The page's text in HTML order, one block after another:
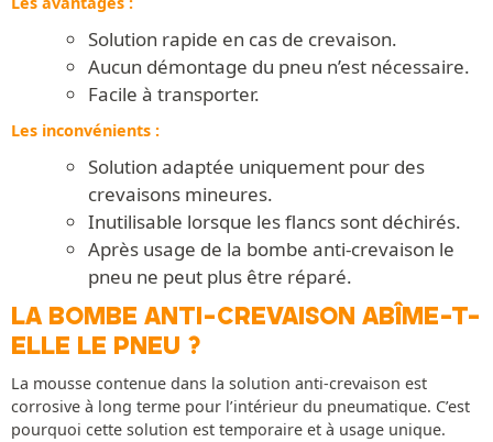
Solution rapide en cas de crevaison.
Aucun démontage du pneu n’est nécessaire.
Facile à transporter.
Les inconvénients :
Solution adaptée uniquement pour des
crevaisons mineures.
Inutilisable lorsque les flancs sont déchirés.
Après usage de la bombe anti-crevaison le
pneu ne peut plus être réparé.
LA BOMBE ANTI-CREVAISON ABÎME-T-
ELLE LE PNEU ?
La mousse contenue dans la solution anti-crevaison est
corrosive à long terme pour l’intérieur du pneumatique. C’est
pourquoi cette solution est temporaire et à usage unique.